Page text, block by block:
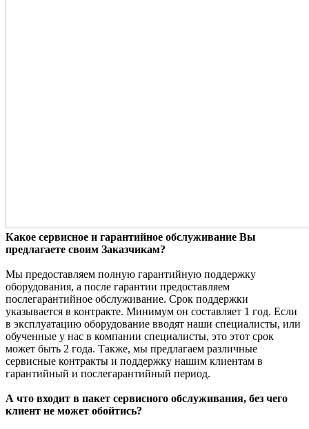
Какое сервисное и гарантийное обслуживание Вы
предлагаете своим Заказчикам?
Мы предоставляем полную гарантийную поддержку
оборудования, а после гарантии предоставляем
послегарантийное обслуживание. Срок поддержки
указывается в контракте. Минимум он составляет 1 год. Если
в эксплуатацию оборудование вводят наши специалисты, или
обученные у нас в компании специалисты, это этот срок
может быть 2 года. Также, мы предлагаем различные
сервисные контракты и поддержку нашим клиентам в
гарантийный и послегарантийный период.
А что входит в пакет сервисного обслуживания, без чего
клиент не может обойтись?